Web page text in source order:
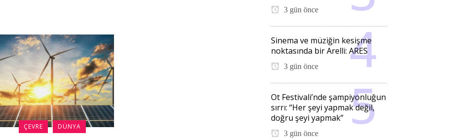
ÇEVRE DÜNYA
3 gün önce
Sinema ve müziğin kesişme
noktasında bir Arelli: ARES
3 gün önce
Ot Festivali’nde şampiyonluğun
sırrı: “Her şeyi yapmak değil,
doğru şeyi yapmak”
3 gün önce